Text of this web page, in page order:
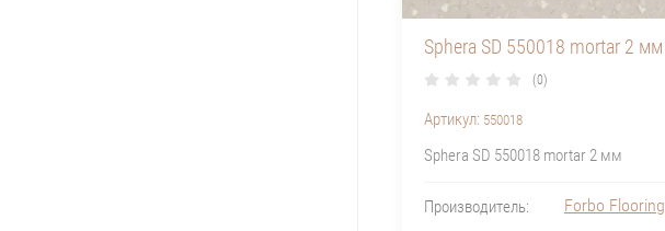
Sphera SD 550018 mortar 2 мм
(0)
Артикул: 550018
Sphera SD 550018 mortar 2 мм
Производитель: Forbo Flooring